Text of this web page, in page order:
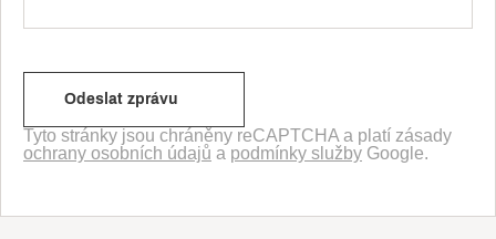
Tyto stránky jsou chráněny reCAPTCHA a platí zásady
ochrany osobních údajů a podmínky služby Google.